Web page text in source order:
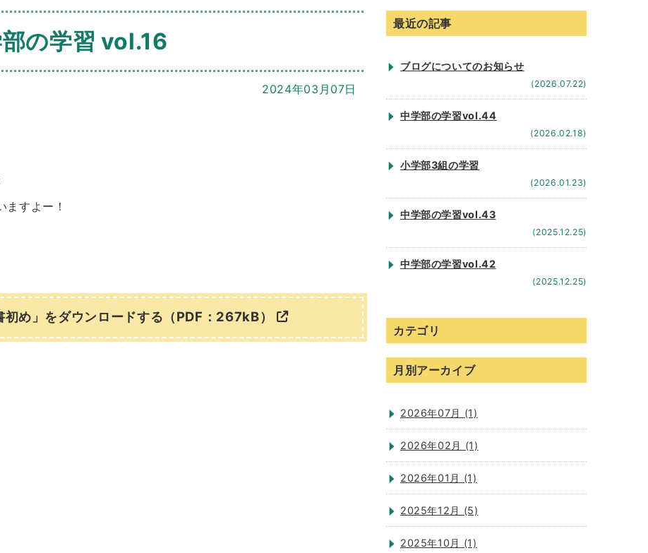
の学習 vol.16
2024年03月07日
すよー！
初め」をダウンロードする（PDF：267kB）
最近の記事
ブログについてのお知らせ
(2026.07.22)
中学部の学習vol.44
(2026.02.18)
小学部3組の学習
(2026.01.23)
中学部の学習vol.43
(2025.12.25)
中学部の学習vol.42
(2025.12.25)
カテゴリ
月別アーカイブ
2026年07月 (1)
2026年02月 (1)
2026年01月 (1)
2025年12月 (5)
2025年10月 (1)